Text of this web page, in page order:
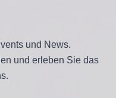
und News.
und erleben Sie das